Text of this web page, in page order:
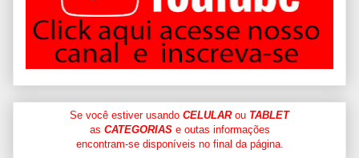
Se você estiver usando CELULARou TABLET
as CATEGORIASe outas informações
encontram-se disponíveis no final da página.